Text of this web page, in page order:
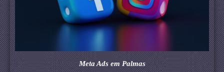
Meta Ads em Palmas